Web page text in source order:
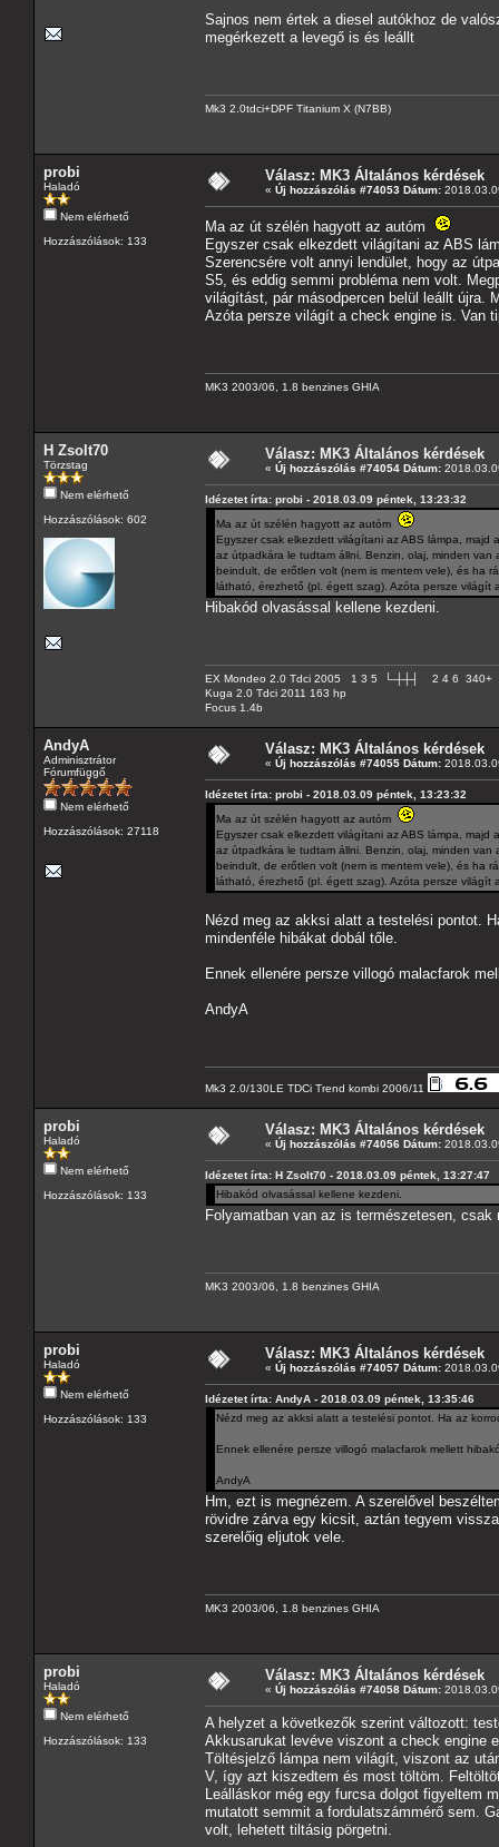
Sajnos nem értek a diesel autókhoz de
megérkezett a levegő is és leállt
Mk3 2.0tdci+DPF Titanium X (N7BB)
probi
Haladó
Nem elérhető
Hozzászólások: 133
Válasz: MK3 Általános kérdések
« Új hozzászólás #74053 Dátum:
Ma az út szélén hagyott az autóm
Egyszer csak elkezdett világítani az ABS
Szerencsére volt annyi lendület, hogy az
S5, és eddig semmi probléma nem volt.
világítást, pár másodpercen belül leállt újra.
Azóta persze világít a check engine is. Van
MK3 2003/06, 1.8 benzines GHIA
H Zsolt70
Törzstag
Nem elérhető
Hozzászólások: 602
Válasz: MK3 Általános kérdések
« Új hozzászólás #74054 Dátum:
Idézetet írta: probi - 2018.03.09 péntek, 13:23:32
Ma az út szélén hagyott az autóm
Egyszer csak elkezdett világítani az ABS lámpa,
az útpadkára le tudtam állni. Benzin, olaj, minden
beindult, de erőtlen volt (nem is mentem vele), és ha
látható, érezhető (pl. égett szag). Azóta persze világít
Hibakód olvasással kellene kezdeni.
EX Mondeo 2.0 Tdci 2005 1 3 5 └-┼┼┤ 2 4 6 340+
Kuga 2.0 Tdci 2011 163 hp
Focus 1.4b
AndyA
Adminisztrátor
Fórumfüggő
Nem elérhető
Hozzászólások: 27118
Válasz: MK3 Általános kérdések
« Új hozzászólás #74055 Dátum:
Idézetet írta: probi - 2018.03.09 péntek, 13:23:32
Ma az út szélén hagyott az autóm
Egyszer csak elkezdett világítani az ABS lámpa,
az útpadkára le tudtam állni. Benzin, olaj, minden
beindult, de erőtlen volt (nem is mentem vele), és ha
látható, érezhető (pl. égett szag). Azóta persze világít
Nézd meg az akksi alatt a testelési pontot.
mindenféle hibákat dobál tőle.
Ennek ellenére persze villogó malacfarok
AndyA
Mk3 2.0/130LE TDCi Trend kombi 2006/11
probi
Haladó
Nem elérhető
Hozzászólások: 133
Válasz: MK3 Általános kérdések
« Új hozzászólás #74056 Dátum:
Idézetet írta: H Zsolt70 - 2018.03.09 péntek, 13:27:47
Hibakód olvasással kellene kezdeni.
Folyamatban van az is természetesen, csak
MK3 2003/06, 1.8 benzines GHIA
probi
Haladó
Nem elérhető
Hozzászólások: 133
Válasz: MK3 Általános kérdések
« Új hozzászólás #74057 Dátum:
Idézetet írta: AndyA - 2018.03.09 péntek, 13:35:46
Nézd meg az akksi alatt a testelési pontot. Ha az
Ennek ellenére persze villogó malacfarok mellett
AndyA
Hm, ezt is megnézem. A szerelővel
rövidre zárva egy kicsit, aztán tegyem
szerelőig eljutok vele.
MK3 2003/06, 1.8 benzines GHIA
probi
Haladó
Nem elérhető
Hozzászólások: 133
Válasz: MK3 Általános kérdések
« Új hozzászólás #74058 Dátum:
A helyzet a következők szerint változott:
Akkusarukat levéve viszont a check engine
Töltésjelző lámpa nem világít, viszont az
V, így azt kiszedtem és most töltöm.
Leálláskor még egy furcsa dolgot figyeltem
mutatott semmit a fordulatszámmérő sem.
volt, lehetett tiltásig pörgetni.